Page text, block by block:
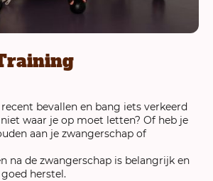
bevallen en bang iets verkeerd
waar je op moet letten? Of heb je
aan je zwangerschap of
na de zwangerschap is belangrijk en
herstel.